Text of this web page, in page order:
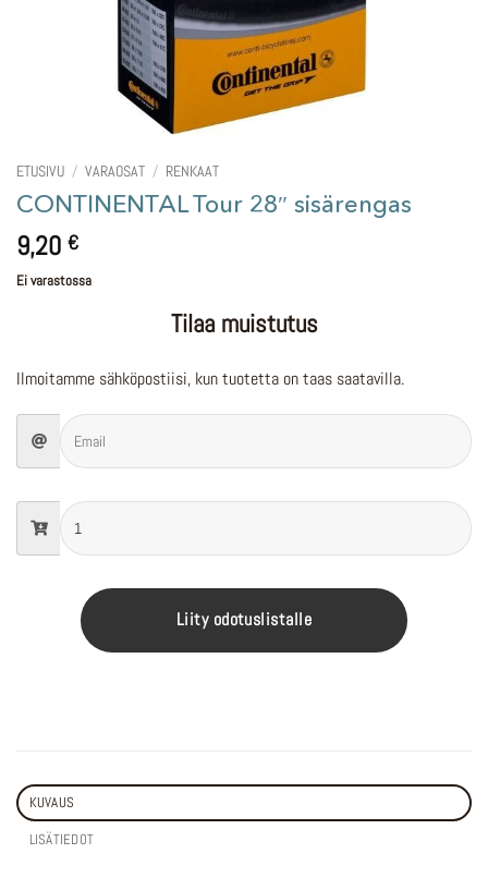
ETUSIVU / VARAOSAT / RENKAAT
CONTINENTAL Tour 28″ sisärengas
9,20 €
Ei varastossa
Tilaa muistutus
Ilmoitamme sähköpostiisi, kun tuotetta on taas saatavilla.
Liity odotuslistalle
KUVAUS
LISÄTIEDOT